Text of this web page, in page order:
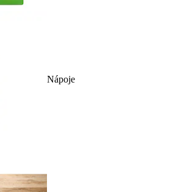
Nápoje